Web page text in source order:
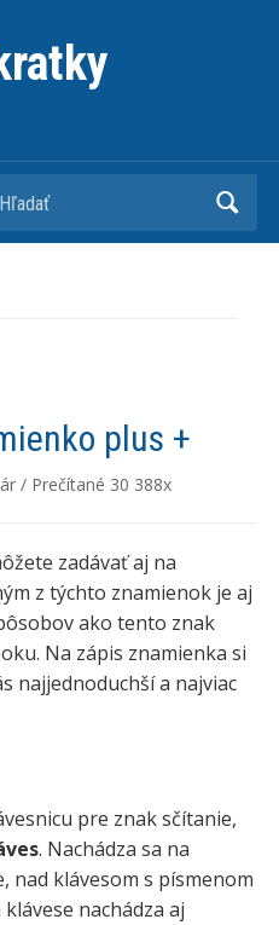
Hľadať
plus +
/ Prečítané 30 388x
zadávať aj na
z týchto znamienok je aj
ako tento znak
Na zápis znamienka si
najjednoduchší a najviac
pre znak sčítanie,
. Nachádza sa na
nad klávesom s písmenom
nachádza aj